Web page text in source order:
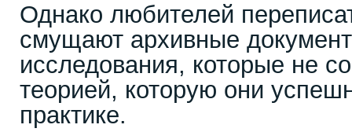
Однако любителей
смущают архивные
исследования, которые не
теорией, которую они
практике.